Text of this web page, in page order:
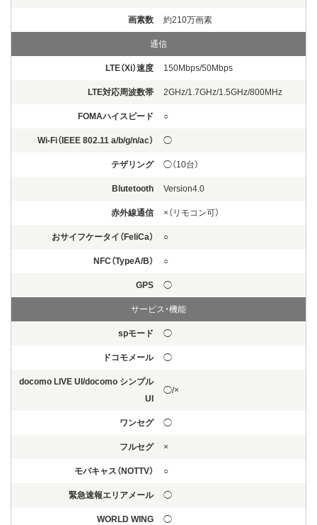
画素数 約210万画素
通信
LTE（Xi）速度 150Mbps/50Mbps
LTE対応周波数帯 2GHz/1.7GHz/1.5GHz/800MHz
FOMAハイスピード ○
Wi-Fi（IEEE 802.11 a/b/g/n/ac） ◯
テザリング ◯（10台）
Blutetooth Version4.0
赤外線通信 ×（リモコン可）
おサイフケータイ（FeliCa） ○
NFC（TypeA/B） ○
GPS ◯
サービス・機能
spモード ◯
ドコモメール ◯
docomo LIVE UI/docomo シンプル
UI
◯/×
ワンセグ ◯
フルセグ ×
モバキャス（NOTTV） ○
緊急速報エリアメール ◯
WORLD WING ◯